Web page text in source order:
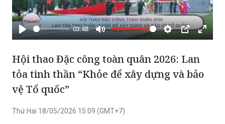
Phát
03:48
Tắt
tiếng
Cài
đặt
Chế
độ
hình
trong
Xem
hình
Hội thao Đặc công toàn quân 2026: Lan
tỏa tinh thần “Khỏe để xây dựng và bảo
vệ Tổ quốc”
Thứ Hai 18/05/2026 15:09 (GMT+7)